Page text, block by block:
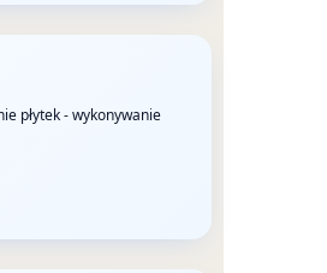
płytek - wykonywanie